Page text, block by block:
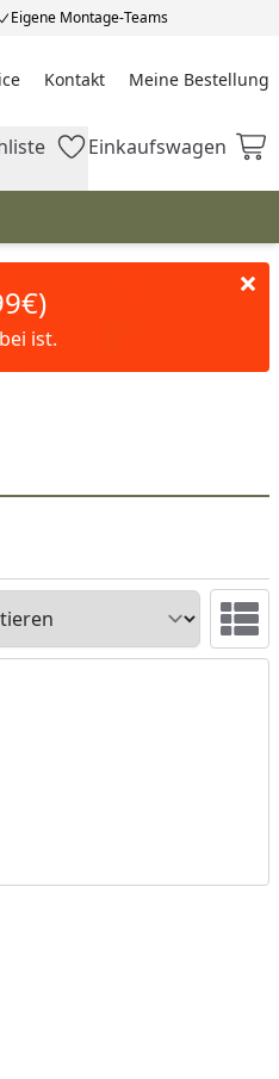
Eigene Montage-Teams
Kontakt Meine Bestellung
Meine Bestellung
Einkaufswagen
Einkaufswagen
ist.